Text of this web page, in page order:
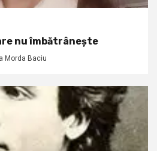
nu îmbătrânește
Morda Baciu